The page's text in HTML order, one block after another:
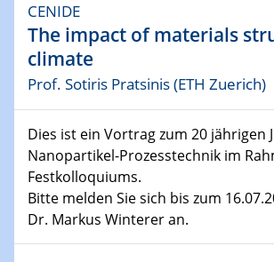
10.01.2023
SFB 1242 Kolloquium
11.01.2023
Physikalisches Kolloquium
18.01.2023
Physikalisches Kolloquium
18.01.2023
GDCh Kolloquium
CENIDE
The impact of materials
climate
Prof. Sotiris Pratsinis (ETH Zuerich)
Dies ist ein Vortrag zum 20 jährigen
Nanopartikel-Prozesstechnik im
Festkolloquiums.
Bitte melden Sie sich bis zum
Dr. Markus Winterer an.